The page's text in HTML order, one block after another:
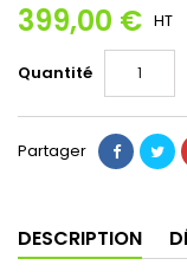
399,00 € HT
Quantité
Partager
DESCRIPTION